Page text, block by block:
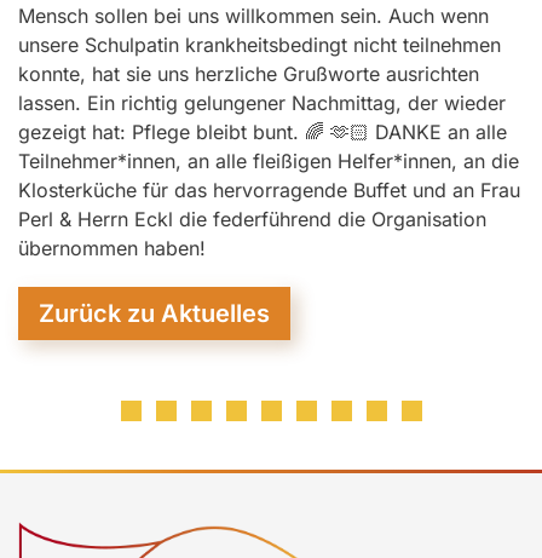
Mensch sollen bei uns willkommen sein. Auch wenn
unsere Schulpatin krankheitsbedingt nicht teilnehmen
konnte, hat sie uns herzliche Grußworte ausrichten
lassen. Ein richtig gelungener Nachmittag, der wieder
gezeigt hat: Pflege bleibt bunt. 🌈 🫶🏻 DANKE an alle
Teilnehmer*innen, an alle fleißigen Helfer*innen, an die
Klosterküche für das hervorragende Buffet und an Frau
Perl & Herrn Eckl die federführend die Organisation
übernommen haben!
Zurück zu Aktuelles